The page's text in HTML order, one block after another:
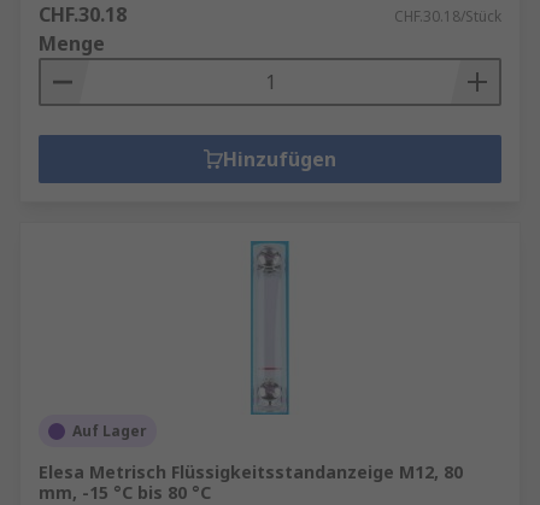
CHF.30.18 CHF.30.18/Stück
Menge
Hinzufügen
Auf Lager
Elesa Metrisch Flüssigkeitsstandanzeige M12, 80
mm, -15 °C bis 80 °C